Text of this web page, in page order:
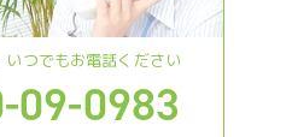
つでもお電話ください
09-0983